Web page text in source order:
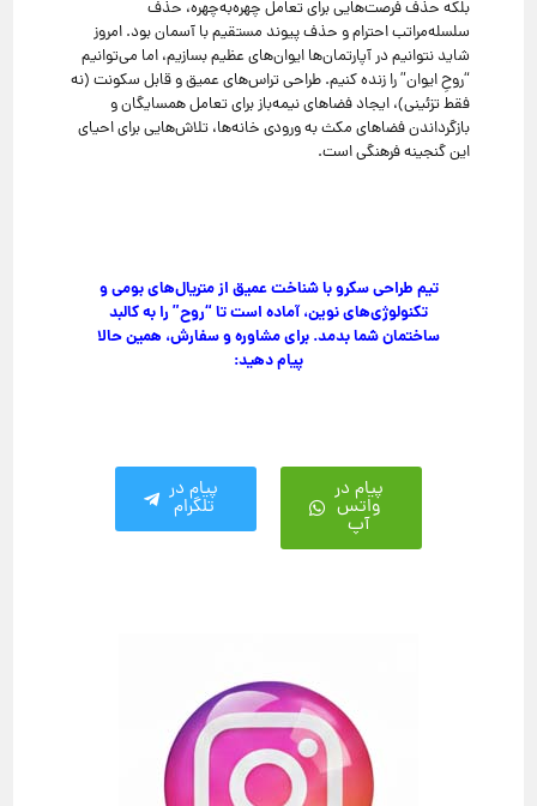
بلکه حذف فرصت‌هایی برای تعامل چهره‌به‌چهره، حذف
سلسله‌مراتب احترام و حذف پیوند مستقیم با آسمان بود. امروز
شاید نتوانیم در آپارتمان‌ها ایوان‌های عظیم بسازیم، اما می‌توانیم
“روحِ ایوان” را زنده کنیم. طراحی تراس‌های عمیق و قابل سکونت (نه
فقط تزئینی)، ایجاد فضاهای نیمه‌باز برای تعامل همسایگان و
بازگرداندن فضاهای مکث به ورودی خانه‌ها، تلاش‌هایی برای احیای
این گنجینه فرهنگی است.
تیم طراحی سکرو با شناخت عمیق از متریال‌های بومی و
تکنولوژی‌های نوین، آماده است تا “روح” را به کالبد
ساختمان شما بدمد. برای مشاوره و سفارش، همین حالا
پیام دهید:
پیام در
واتس
آپ
پیام در
تلگرام